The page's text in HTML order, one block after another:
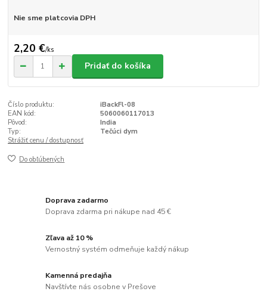
Nie sme platcovia DPH
2,20 €/ks
Pridať do košíka
Číslo produktu:
iBackFl-08
EAN kód:
5060060117013
Pôvod:
India
Typ:
Tečúci dym
Strážiť cenu / dostupnosť
Do obľúbených
Doprava zadarmo
Doprava zdarma pri nákupe nad 45 €
Zľava až 10 %
Vernostný systém odmeňuje každý nákup
Kamenná predajňa
Navštívte nás osobne v Prešove